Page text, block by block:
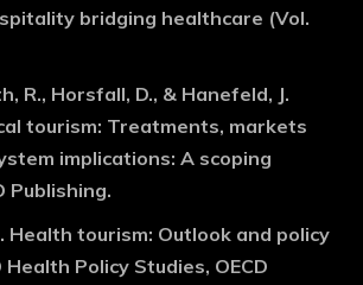
bridging healthcare (Vol.
R., Horsfall, D., & Hanefeld, J.
tourism: Treatments, markets
implications: A scoping
Publishing.
Health tourism: Outlook and policy
Health Policy Studies, OECD